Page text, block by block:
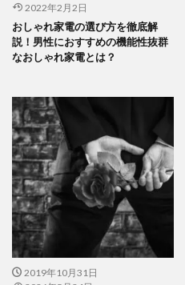
2022年2月2日
おしゃれ家電の選び方を徹底解
説！男性におすすめの機能性抜群
なおしゃれ家電とは？
2019年10月31日